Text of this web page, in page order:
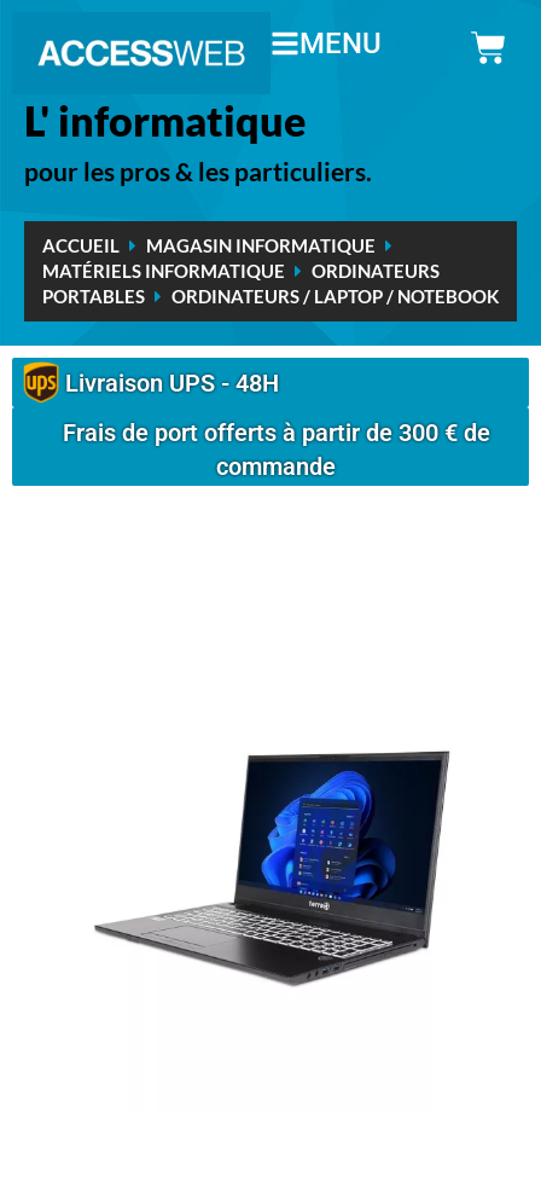
MENU
L' informatique
pour les pros & les particuliers.
ACCUEIL
MAGASIN INFORMATIQUE
MATÉRIELS INFORMATIQUE
ORDINATEURS
PORTABLES
ORDINATEURS / LAPTOP / NOTEBOOK
Livraison UPS - 48H
Frais de port offerts à partir de 300 € de
commande